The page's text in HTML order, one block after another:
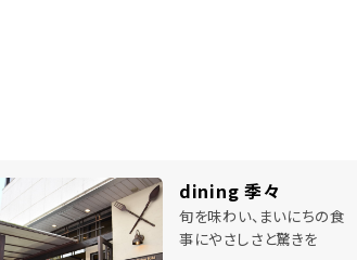
dining 季々
旬を味わい、まいにちの食
事にやさしさと驚きを